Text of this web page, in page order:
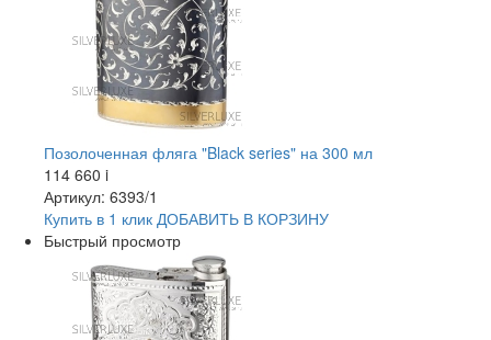
Позолоченная фляга "Black series" на 300 мл
114 660 i
Артикул: 6393/1
Купить в 1 клик ДОБАВИТЬ В КОРЗИНУ
Быстрый просмотр